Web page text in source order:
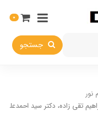
جستجو
0
نور
تقی زاده، دکتر سید احمدعلی